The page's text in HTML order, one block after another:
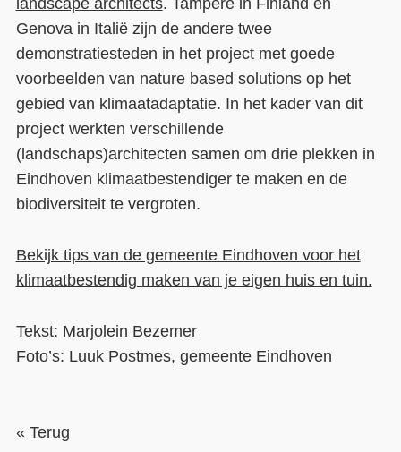
landscape architects. Tampere in Finland en
Genova in Italië zijn de andere twee
demonstratiesteden in het project met goede
voorbeelden van nature based solutions op het
gebied van klimaatadaptatie. In het kader van dit
project werkten verschillende
(landschaps)architecten samen om drie plekken in
Eindhoven klimaatbestendiger te maken en de
biodiversiteit te vergroten.
Bekijk tips van de gemeente Eindhoven voor het
klimaatbestendig maken van je eigen huis en tuin.
Tekst: Marjolein Bezemer
Foto’s: Luuk Postmes, gemeente Eindhoven
« Terug